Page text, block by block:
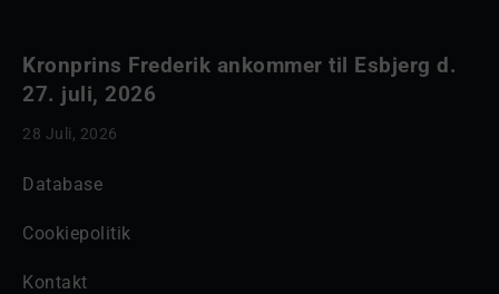
Kronprins Frederik ankommer til Esbjerg d.
27. juli, 2026
28 Juli, 2026
Database
Cookiepolitik
Kontakt